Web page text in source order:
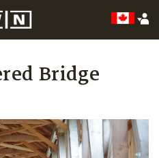
Bridge